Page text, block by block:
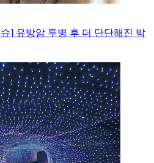
] 유방암 투병 후 더 단단해진 박